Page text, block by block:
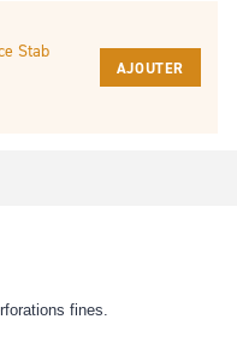
Stab
AJOUTER
fines.